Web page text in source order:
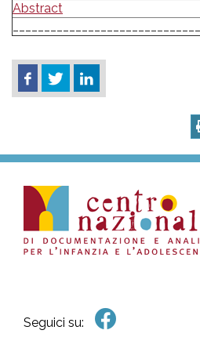
Abstract
Seguici su: